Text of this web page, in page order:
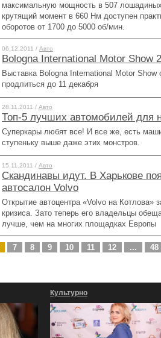
максимальную мощность в 507
крутящий момент в 660 Нм доступен
оборотов от 1700 до 5000 об/мин.
06.12.2011 / Авто
Bologna International Motor Show
Выставка Bologna International Motor Show
продлиться до 11 декабря
28.11.2011 / Авто
Топ-5 лучших автомобилей для
Суперкары любят все! И все же, есть
ступеньку выше даже этих монстров.
15.11.2011 / Авто
Скандинавы идут. В Харькове
автосалон Volvo
Открытие автоцентра «Volvo на Котлова»
кризиса. Зато теперь его владельцы
лучше, чем на многих площадках Европы
7 8 9 10 11 12 ... 48
Культурно